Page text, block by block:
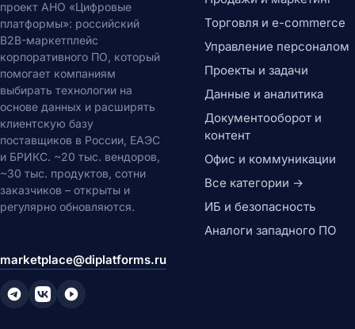
проект АНО «Цифровые
платформы»: российский
B2B-маркетплейс
корпоративного ПО, который
помогает компаниям
выбирать технологии на
основе данных и расширять
клиентскую базу
поставщиков в России, ЕАЭС
и БРИКС. ~20 тыс. вендоров,
~30 тыс. продуктов, сотни
заказчиков – открыты и
регулярно обновляются.
marketplace@diplatforms.ru
Торговля и e-commerce
Управление персоналом
Проекты и задачи
Данные и аналитика
Документооборот и
контент
Офис и коммуникации
Все категории →
ИБ и безопасность
Аналоги западного ПО